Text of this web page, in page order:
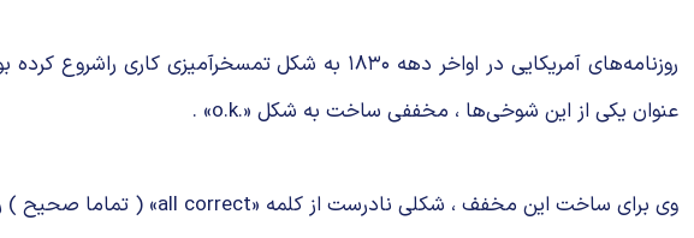
روزنامه‌های آمریکایی در اواخر دهه ۱۸۳۰ به
عنوان یکی از این شوخی‌ها ، مخففی ساخت به شکل «.o.k» .
وی برای ساخت این مخفف ، شکلی نادرست از کلمه «all correct» ( تماما صحیح ) را به صورت «» در نظر گرفت و دو حرف اول آن را به صورت «.o.k» مخفف کرد .